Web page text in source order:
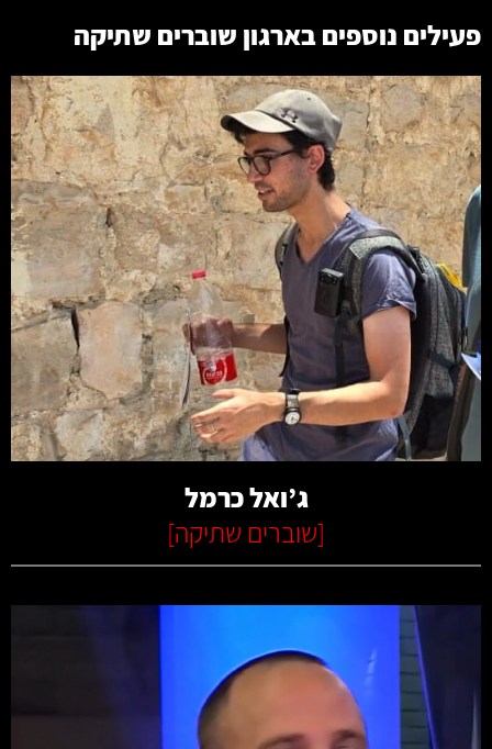
פעילים נוספים בארגון שוברים שתיקה
קרא עוד
ג’ואל כרמל
[שוברים שתיקה]